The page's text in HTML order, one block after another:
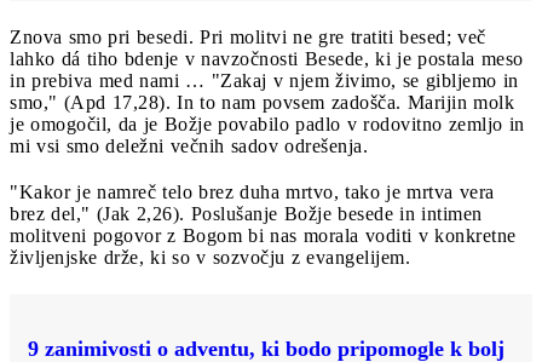
Znova smo pri besedi. Pri molitvi ne gre tratiti besed; več
lahko dá tiho bdenje v navzočnosti Besede, ki je postala meso
in prebiva med nami … "Zakaj v njem živimo, se gibljemo in
smo," (Apd 17,28). In to nam povsem zadošča. Marijin molk
je omogočil, da je Božje povabilo padlo v rodovitno zemljo in
mi vsi smo deležni večnih sadov odrešenja.
"Kakor je namreč telo brez duha mrtvo, tako je mrtva vera
brez del," (Jak 2,26). Poslušanje Božje besede in intimen
molitveni pogovor z Bogom bi nas morala voditi v konkretne
življenjske drže, ki so v sozvočju z evangelijem.
9 zanimivosti o adventu, ki bodo pripomogle k bolj